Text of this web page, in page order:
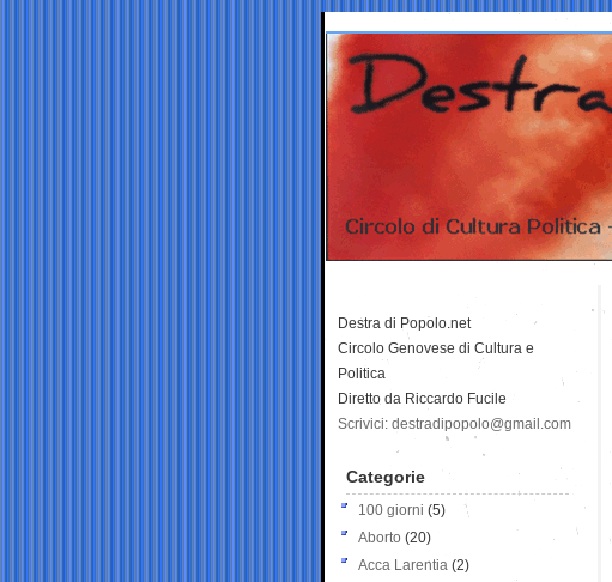
Destra di Popolo.net
Circolo Genovese di Cultura e
Politica
Diretto da Riccardo Fucile
Scrivici: destradipopolo@gmail.com
Categorie
100 giorni (5)
Aborto (20)
Acca Larentia (2)